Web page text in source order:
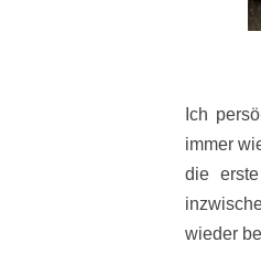
Ich
immer
die
wieder